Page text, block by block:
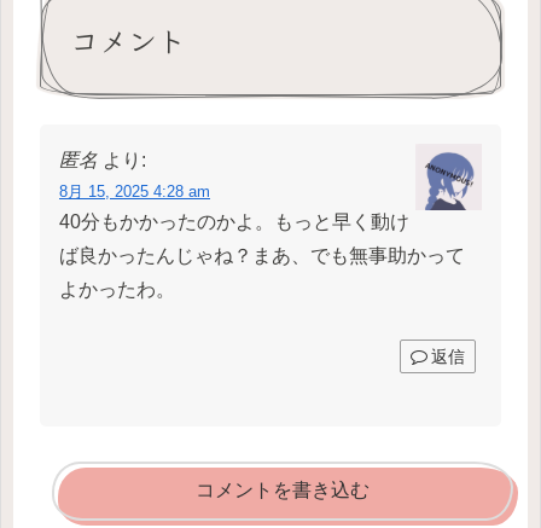
コメント
匿名 より:
8月 15, 2025 4:28 am
40分もかかったのかよ。もっと早く動け
ば良かったんじゃね？まあ、でも無事助かって
よかったわ。
返信
コメントを書き込む